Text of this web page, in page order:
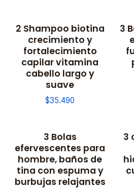
2 Shampoo biotina
crecimiento y
fortalecimiento
capilar vitamina
cabello largo y
suave
$35.490
3
3 Bolas
efervescentes para
hombre, baños de
tina con espuma y
burbujas relajantes
3